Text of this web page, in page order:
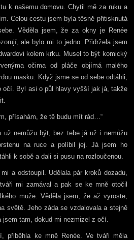
k našemu domovu. Chytil mě za ruku a
Celou cestu jsem byla těsně přitisknutá
Věděla jsem, že za okny je Renée
ale bylo mi to jedno. Přidržela jsem
kolem krku. Musel to být komický
očima od pláče objímá malého
masku. Když jsme se od sebe odtáhli,
očí. Byl asi o půl hlavy vyšší jak já, takže
přísahám, že tě budu mít rád…“
už nemůžu být, bez tebe já už i nemůžu
na ruce a políbil jej. Já jsem ho
k sobě a dali si pusu na rozloučenou.
a odstoupil. Udělala pár kroků dozadu,
mi zamával a pak se ke mně otočil
muže. Věděla jsem, že až vyroste,
světě. Jeho záda se vzdalovala a stejně
tam, dokud mi nezmizel z očí.
přiběhla ke mně Renée. Ve tváři měla